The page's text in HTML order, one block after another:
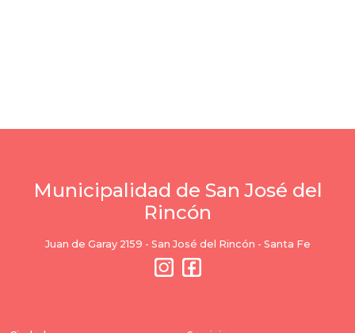
Municipalidad de San José del
Rincón
Juan de Garay 2159 - San José del Rincón - Santa Fe